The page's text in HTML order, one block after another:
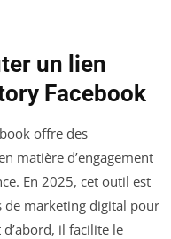
un lien
Facebook
offre des
matière d’engagement
En 2025, cet outil est
de marketing digital pour
il facilite le